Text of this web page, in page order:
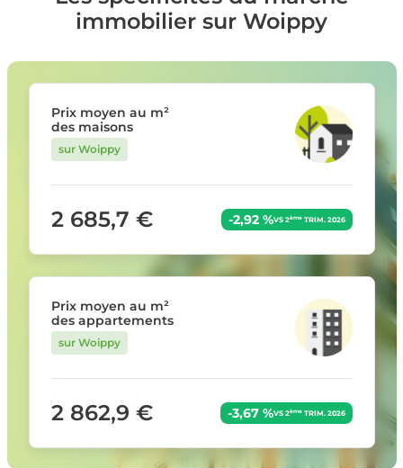
immobilier sur Woippy
Prix moyen au m²
des maisons
sur Woippy
2 685,7 € -2,92 %VS 2èmeTRIM. 2026
Prix moyen au m²
des appartements
sur Woippy
2 862,9 € -3,67 %VS 2èmeTRIM. 2026